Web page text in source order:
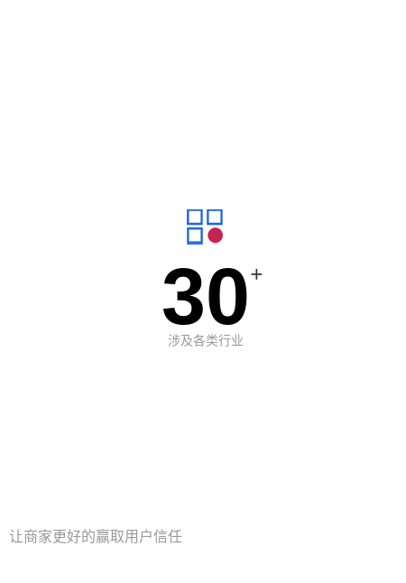
30+
涉及各类行业
让商家更好的赢取用户信任